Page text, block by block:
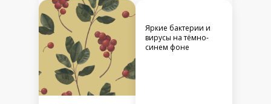
Яркие бактерии и
вирусы на тёмно-
синем фоне